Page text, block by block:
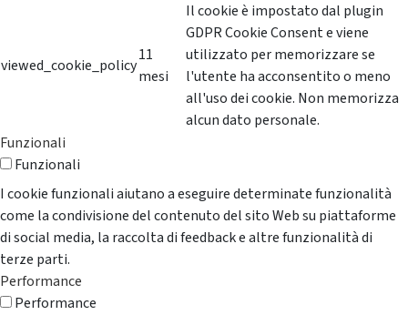
viewed_cookie_policy
11
mesi
Il cookie è impostato dal plugin
GDPR Cookie Consent e viene
utilizzato per memorizzare se
l'utente ha acconsentito o meno
all'uso dei cookie. Non memorizza
alcun dato personale.
Funzionali
Funzionali
I cookie funzionali aiutano a eseguire determinate funzionalità
come la condivisione del contenuto del sito Web su piattaforme
di social media, la raccolta di feedback e altre funzionalità di
terze parti.
Performance
Performance